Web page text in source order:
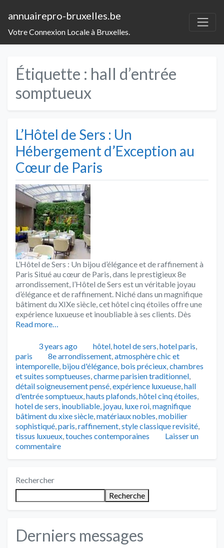
annuairepro-bruxelles.be
Votre Connexion Locale à Bruxelles.
Étiquette : hall d’entrée
somptueux
L’Hôtel de Sers : Un
Hébergement d’Exception au
Cœur de Paris
L’Hôtel de Sers : Un bijou d’élégance et de raffinement à
Paris Situé au cœur de Paris, dans le prestigieux 8e
arrondissement, l’Hôtel de Sers est un véritable joyau
d’élégance et de raffinement. Niché dans un magnifique
bâtiment du XIXe siècle, cet hôtel cinq étoiles offre une
expérience luxueuse et inoubliable à ses clients. Dès
Read more…
Publié3 years ago Catégories
hôtel,hotel de sers,hotel paris,
paris
Tags
8e arrondissement,atmosphère chic et
intemporelle, bijou d'élégance, bois précieux,chambres
et suites somptueuses,charme parisien traditionnel,
détail soigneusement pensé,expérience luxueuse,hall
d'entrée somptueux,hauts plafonds,hôtel cinq étoiles,
hotel de sers, inoubliable, joyau, luxe roi,magnifique
bâtiment du xixe siècle,matériaux nobles,mobilier
sophistiqué,paris,raffinement,style classique revisité,
tissus luxueux,touches contemporaines
Laisser un
commentaire
Rechercher
Recherche
Derniers messages